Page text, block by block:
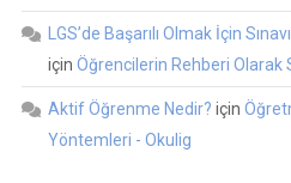
LGS’de Başarılı Olmak İçin
için Öğrencilerin Rehberi Olarak
Aktif Öğrenme Nedir? için
Yöntemleri - Okulig